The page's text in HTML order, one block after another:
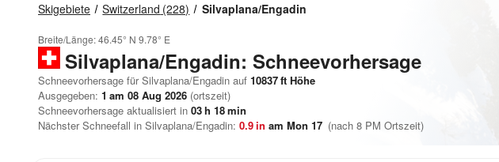
Skigebiete Switzerland (228) Silvaplana/Engadin
Breite/Länge:46.45° N 9.78° E
Silvaplana/Engadin: Schneevorhersage
Schneevorhersage für Silvaplana/Engadin auf 10837ft Höhe
Ausgegeben: 1 am 08 Aug 2026 (ortszeit)
Schneevorhersage aktualisiert in 03h 18min
Nächster Schneefall in Silvaplana/Engadin: 0.9in am Mon 17 (nach 8 PM Ortszeit)